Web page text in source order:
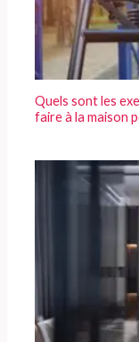
Quels sont les
faire à la maison